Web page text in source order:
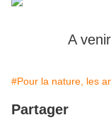
A
#Pour la nature, les
Partager